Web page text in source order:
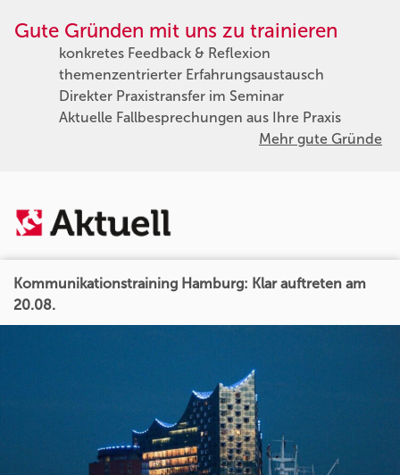
Gute Gründen mit uns zu trainieren
konkretes Feedback & Reflexion
themenzentrierter Erfahrungsaustausch
Direkter Praxistransfer im Seminar
Aktuelle Fallbesprechungen aus Ihre Praxis
Mehr gute Gründe
Kommunikationstraining Hamburg: Klar auftreten am
20.08.